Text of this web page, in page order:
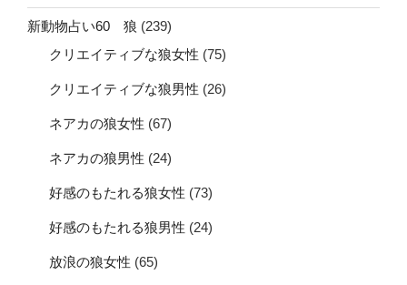
新動物占い60 狼 (239)
クリエイティブな狼女性 (75)
クリエイティブな狼男性 (26)
ネアカの狼女性 (67)
ネアカの狼男性 (24)
好感のもたれる狼女性 (73)
好感のもたれる狼男性 (24)
放浪の狼女性 (65)